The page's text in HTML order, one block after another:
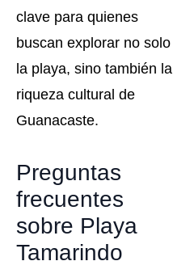
clave para quienes
buscan explorar no solo
la playa, sino también la
riqueza cultural de
Guanacaste.
Preguntas
frecuentes
sobre Playa
Tamarindo